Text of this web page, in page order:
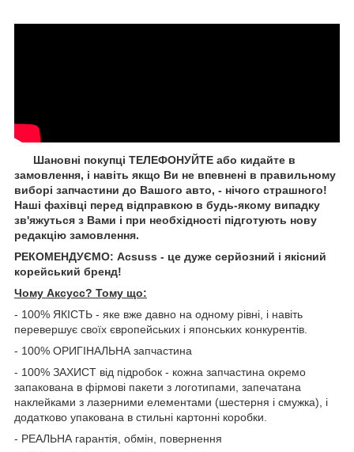
Шановні покупці ТЕЛЕФОНУЙТЕ або кидайте в
замовлення, і навіть якщо Ви не впевнені в правильному
виборі запчастини до Вашого авто, - нічого страшного!
Наші фахівці перед відправкою в будь-якому випадку
зв'яжуться з Вами і при необхідності підготують нову
редакцію замовлення.
РЕКОМЕНДУЄМО: Acsuss - це дуже серйозний і якісний
корейський бренд!
Чому Aксусс? Тому що:
- 100% ЯКІСТЬ - яке вже давно на одному рівні, і навіть
перевершує своїх європейських і японських конкурентів.
- 100% ОРИГІНАЛЬНА запчастина
- 100% ЗАХИСТ від підробок - кожна запчастина окремо
запакована в фірмові пакети з логотипами, запечатана
наклейками з лазерними елементами (шестерня і смужка), і
додатково упакована в стильні картонні коробки.
- РЕАЛЬНА гарантія, обмін, повернення